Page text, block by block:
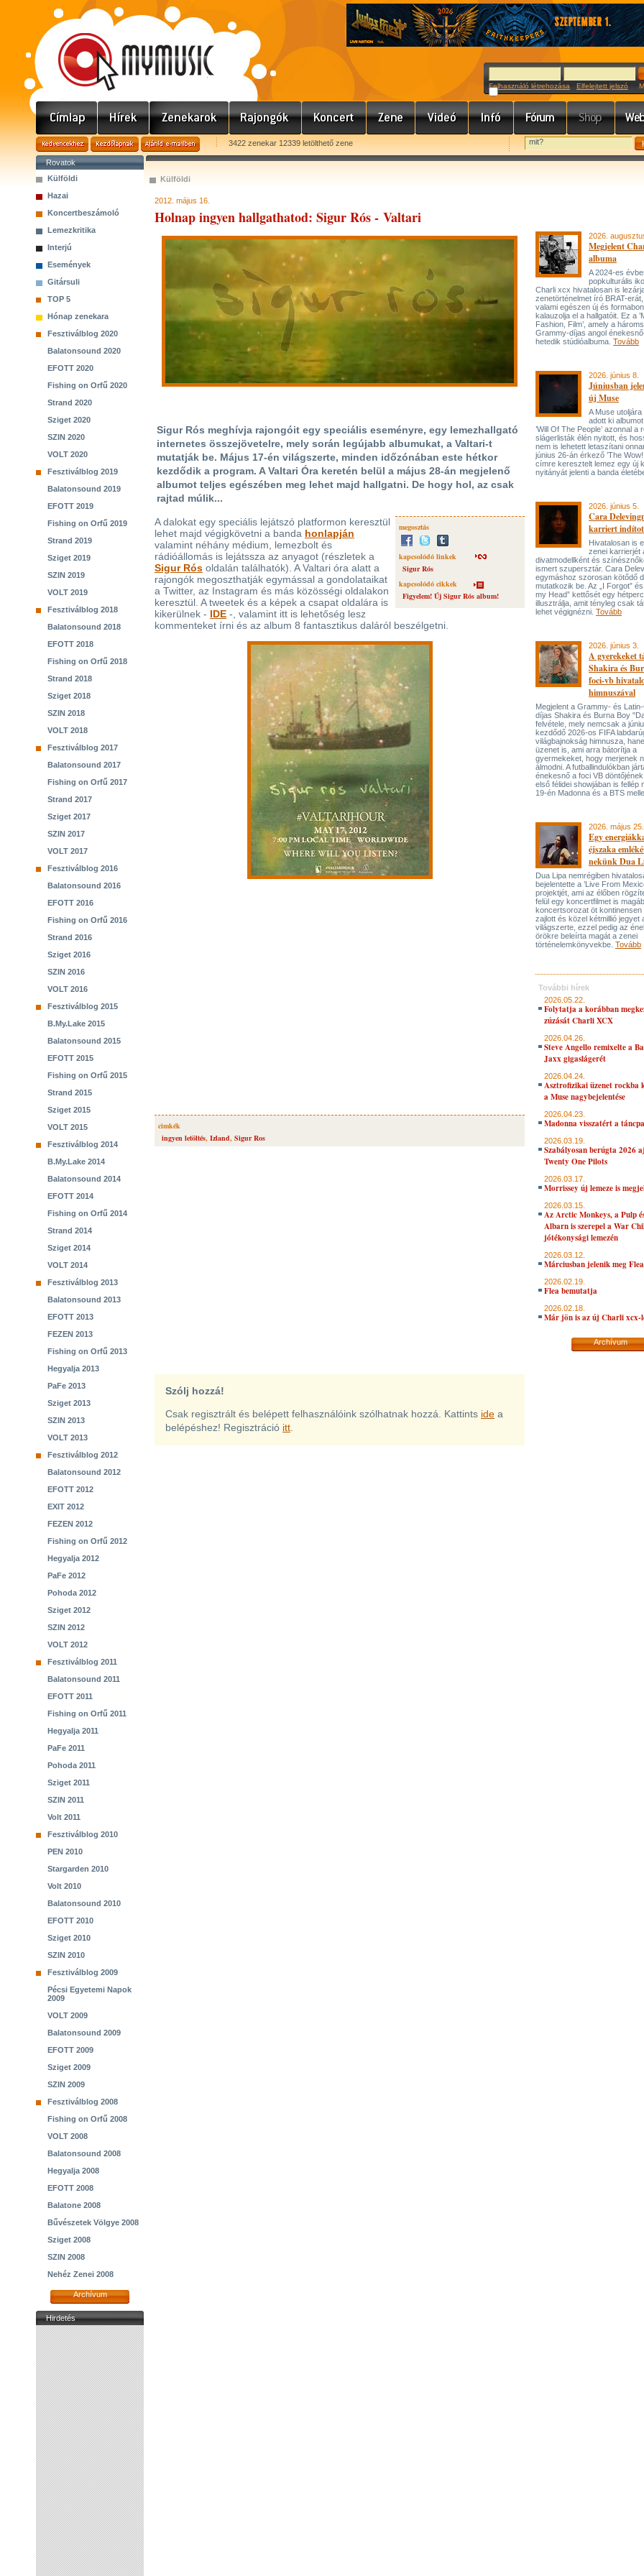
Felhasználó létrehozása Elfelejtett jelszó
3422 zenekar 12339 letölthető zene
Rovatok
Külföldi
Hazai
Koncertbeszámoló
Lemezkritika
Interjú
Események
Gitársuli
TOP 5
Hónap zenekara
Fesztiválblog 2020
Balatonsound 2020
EFOTT 2020
Fishing on Orfű 2020
Strand 2020
Sziget 2020
SZIN 2020
VOLT 2020
Fesztiválblog 2019
Balatonsound 2019
EFOTT 2019
Fishing on Orfű 2019
Strand 2019
Sziget 2019
SZIN 2019
VOLT 2019
Fesztiválblog 2018
Balatonsound 2018
EFOTT 2018
Fishing on Orfű 2018
Strand 2018
Sziget 2018
SZIN 2018
VOLT 2018
Fesztiválblog 2017
Balatonsound 2017
Fishing on Orfű 2017
Strand 2017
Sziget 2017
SZIN 2017
VOLT 2017
Fesztiválblog 2016
Balatonsound 2016
EFOTT 2016
Fishing on Orfű 2016
Strand 2016
Sziget 2016
SZIN 2016
VOLT 2016
Fesztiválblog 2015
B.My.Lake 2015
Balatonsound 2015
EFOTT 2015
Fishing on Orfű 2015
Strand 2015
Sziget 2015
VOLT 2015
Fesztiválblog 2014
B.My.Lake 2014
Balatonsound 2014
EFOTT 2014
Fishing on Orfű 2014
Strand 2014
Sziget 2014
VOLT 2014
Fesztiválblog 2013
Balatonsound 2013
EFOTT 2013
FEZEN 2013
Fishing on Orfű 2013
Hegyalja 2013
PaFe 2013
Sziget 2013
SZIN 2013
VOLT 2013
Fesztiválblog 2012
Balatonsound 2012
EFOTT 2012
EXIT 2012
FEZEN 2012
Fishing on Orfű 2012
Hegyalja 2012
PaFe 2012
Pohoda 2012
Sziget 2012
SZIN 2012
VOLT 2012
Fesztiválblog 2011
Balatonsound 2011
EFOTT 2011
Fishing on Orfű 2011
Hegyalja 2011
PaFe 2011
Pohoda 2011
Sziget 2011
SZIN 2011
Volt 2011
Fesztiválblog 2010
PEN 2010
Stargarden 2010
Volt 2010
Balatonsound 2010
EFOTT 2010
Sziget 2010
SZIN 2010
Fesztiválblog 2009
Pécsi Egyetemi Napok
2009
VOLT 2009
Balatonsound 2009
EFOTT 2009
Sziget 2009
SZIN 2009
Fesztiválblog 2008
Fishing on Orfű 2008
VOLT 2008
Balatonsound 2008
Hegyalja 2008
EFOTT 2008
Balatone 2008
Bűvészetek Völgye 2008
Sziget 2008
SZIN 2008
Nehéz Zenei 2008
Archívum
Hirdetés
Külföldi
2012. május 16.
Holnap ingyen hallgathatod: Sigur Rós - Valtari
Sigur Rós meghívja rajongóit egy speciális eseményre, egy lemezhallgató
internetes összejövetelre, mely során legújabb albumukat, a Valtari-t
mutatják be. Május 17-én világszerte, minden időzónában este hétkor
kezdődik a program. A Valtari Óra keretén belül a május 28-án megjelenő
albumot teljes egészében meg lehet majd hallgatni. De hogy hol, az csak
rajtad múlik...
megosztás
kapcsolódó linkek
Sigur Rós
kapcsolódó cikkek
Figyelem! Új Sigur Rós album!
A dalokat egy speciális lejátszó platformon keresztül
lehet majd végigkövetni a banda honlapján
valamint néhány médium, lemezbolt és
rádióállomás is lejátssza az anyagot (részletek a
Sigur Rós oldalán találhatók). A Valtari óra alatt a
rajongók megoszthatják egymással a gondolataikat
a Twitter, az Instagram és más közösségi oldalakon
keresztül. A tweetek és a képek a csapat oldalára is
kikerülnek - IDE -, valamint itt is lehetőség lesz
kommenteket írni és az album 8 fantasztikus daláról beszélgetni.
cimkék
ingyen letöltés, Izland, Sigur Ros
Szólj hozzá!
Csak regisztrált és belépett felhasználóink szólhatnak hozzá. Kattints ide a
belépéshez! Regisztráció itt
2026.
Megjelent
albuma
A 2024-es
popkulturális
Charli xcx hivatalosan is
zenetörténelmet író BRAT-
valami egészen új és
kalauzolja el a hallgatóit. Ez a
Fashion, Film’, amely a
Grammy-díjas angol
hetedik stúdióalbuma. Tovább
2026. június 8.
Júniusban
új Muse
A Muse
adott ki
’Will Of The People’ azonnal a
slágerlisták élén nyitott, és
nem is lehetett letaszítani
június 26-án érkező ’The Wow!
címre keresztelt lemez egy új
nyitányát jelenti a banda
2026. június 5.
Cara
karriert
Hivatalosan is
zenei karrierjét
divatmodellként és
ismert szupersztár. Cara
egymáshoz szorosan kötődő
mutatkozik be. Az „I Forgot”
my Head” kettősét egy
illusztrálja, amit tényleg csak
lehet végignézni. Tovább
2026. június 3.
A gyerekeket
Shakira és
foci-vb
himnuszával
Megjelent a Grammy- és
díjas Shakira és Burna Boy
felvétele, mely nemcsak a
kezdődő 2026-os FIFA
világbajnokság himnusza,
üzenet is, ami arra bátorítja a
gyermekeket, hogy merjenek
álmodni. A futballindulókban
énekesnő a foci VB
első félidei showjában is fellép
19-én Madonna és a BTS
2026. május 25.
Egy
éjszaka
nekünk Dua
Dua Lipa nemrégiben
bejelentette a ’Live From
projektjét, ami az élőben
felül egy koncertfilmet is
koncertsorozat öt kontinensen
zajlott és közel kétmillió jegyet
világszerte, ezzel pedig az
örökre beleírta magát a zenei
történelemkönyvekbe. Tovább
További hírek
2026.05.22.
Folytatja a korábban
zúzását Charli XCX
2026.04.26.
Steve Angello remixelte a
Jaxx gigaslágerét
2026.04.24.
Asztrofizikai üzenet rockba
a Muse nagybejelentése
2026.04.23.
Madonna visszatért a
2026.03.19.
Szabályosan berúgta 2026
Twenty One Pilots
2026.03.17.
Morrissey új lemeze is
2026.03.15.
Az Arctic Monkeys, a Pulp
Albarn is szerepel a War
jótékonysági lemezén
2026.03.12.
Márciusban jelenik meg
2026.02.19.
Flea bemutatja
2026.02.18.
Már jön is az új Charli xcx-
Archívum